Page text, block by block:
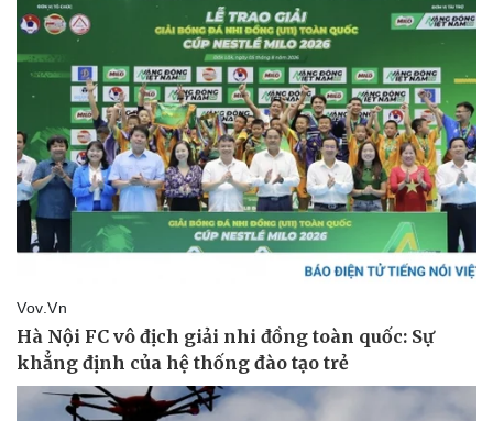
Vụ án
Tin nóng
Tư vấn luật
Vũ khí
Việt Nam
Phân tích